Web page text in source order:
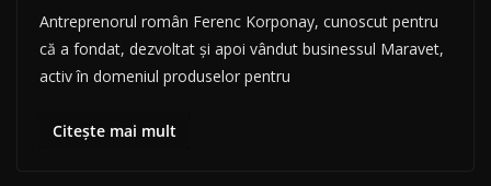
Antreprenorul român Ferenc Korponay, cunoscut pentru
că a fondat, dezvoltat şi apoi vândut businessul Maravet,
activ în domeniul produselor pentru
Citește mai mult